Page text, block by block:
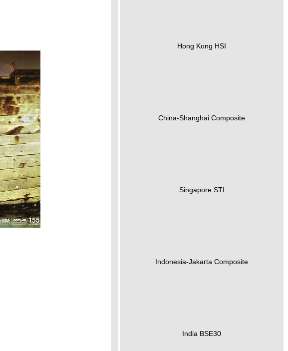
Hong Kong HSI
China-Shanghai Composite
Singapore STI
Indonesia-Jakarta Composite
India BSE30